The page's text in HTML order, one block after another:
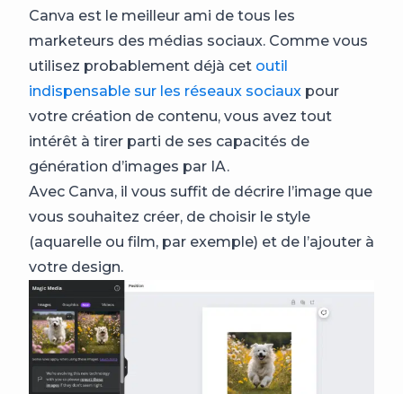
Canva est le meilleur ami de tous les
marketeurs des médias sociaux. Comme vous
utilisez probablement déjà cet outil
indispensable sur les réseaux sociaux pour
votre création de contenu, vous avez tout
intérêt à tirer parti de ses capacités de
génération d’images par IA.
Avec Canva, il vous suffit de décrire l’image que
vous souhaitez créer, de choisir le style
(aquarelle ou film, par exemple) et de l’ajouter à
votre design.